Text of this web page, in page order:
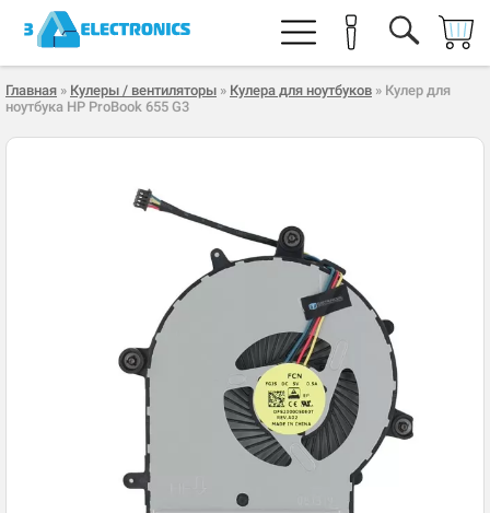
Главная » Кулеры / вентиляторы » Кулера для ноутбуков » Кулер для
ноутбука HP ProBook 655 G3